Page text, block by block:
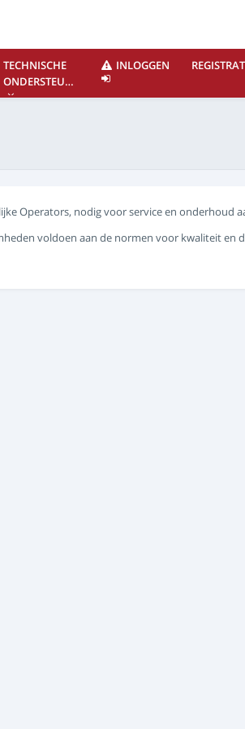
TECHNISCHE
ONDERSTEUNING
INLOGGEN
Operators, nodig voor service en onderhoud
voldoen aan de normen voor kwaliteit en